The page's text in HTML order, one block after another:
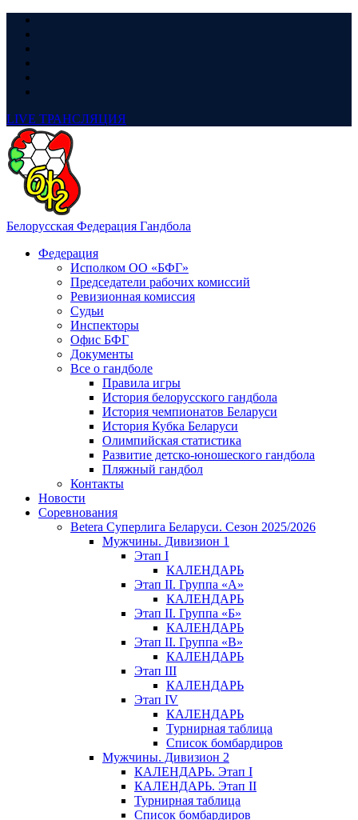
LIVE ТРАНСЛЯЦИЯ
Белорусская Федерация Гандбола
Федерация
Исполком ОО «БФГ»
Председатели рабочих комиссий
Ревизионная комиссия
Судьи
Инспекторы
Офис БФГ
Документы
Все о гандболе
Правила игры
История белорусского гандбола
История чемпионатов Беларуси
История Кубка Беларуси
Олимпийская статистика
Развитие детско-юношеского гандбола
Пляжный гандбол
Контакты
Новости
Соревнования
Betera Суперлига Беларуси. Сезон 2025/2026
Мужчины. Дивизион 1
Этап I
КАЛЕНДАРЬ
Этап II. Группа «А»
КАЛЕНДАРЬ
Этап II. Группа «Б»
КАЛЕНДАРЬ
Этап II. Группа «В»
КАЛЕНДАРЬ
Этап III
КАЛЕНДАРЬ
Этап IV
КАЛЕНДАРЬ
Турнирная таблица
Список бомбардиров
Мужчины. Дивизион 2
КАЛЕНДАРЬ. Этап I
КАЛЕНДАРЬ. Этап II
Турнирная таблица
Список бомбардиров